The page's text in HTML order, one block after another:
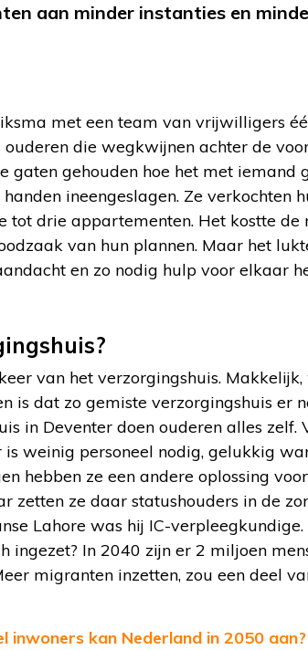
aan minder instanties en
met een team van vrijwilligers
die wegkwijnen achter de
gehouden hoe het met iemand
ineengeslagen. Ze verkochten
tot drie appartementen. Het kostte de
van hun plannen. Maar het
en zo nodig hulp voor elkaar
van het verzorgingshuis.
is dat zo gemiste verzorgingshuis er
in Deventer doen ouderen alles zelf.
weinig personeel nodig, gelukkig
hebben ze een andere oplossing
zetten ze daar statushouders in de
Lahore was hij IC-
ingezet? In 2040 zijn er 2 miljoen
migranten inzetten, zou een deel
inwoners kan Nederland in 2050 aan?